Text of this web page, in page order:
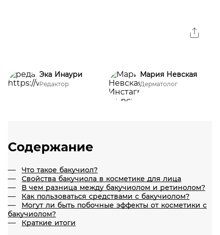
Эка Инаури
Редактор
Мария Невская
Дерматолог
Содержание
Что такое бакучиол?
Свойства бакучиола в косметике для лица
В чем разница между бакучиолом и ретинолом?
Как пользоваться средствами с бакучиолом?
Могут ли быть побочные эффекты от косметики с
бакучиолом?
Краткие итоги